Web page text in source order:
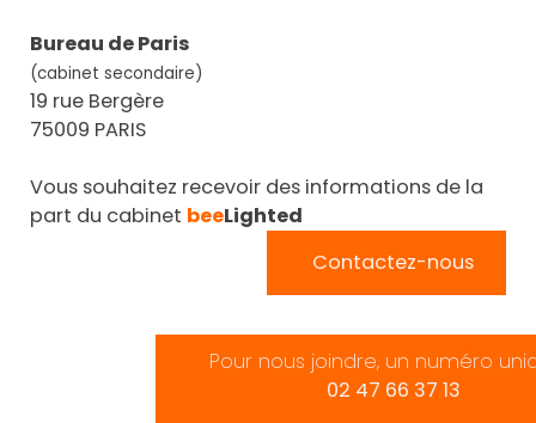
Bureau de Paris
(cabinet secondaire)
19 rue Bergère
75009 PARIS
Vous souhaitez recevoir des informations de la
part du cabinet beeLighted
Contactez-nous
Pour nous joindre, un numéro
02 47 66 37 13